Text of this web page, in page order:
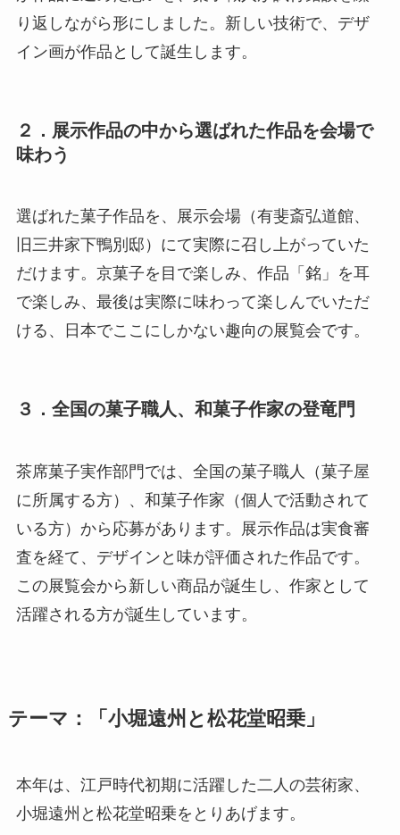
り返しながら形にしました。新しい技術で、デザ
イン画が作品として誕生します。
２．展示作品の中から選ばれた作品を会場で
味わう
選ばれた菓子作品を、展示会場（有斐斎弘道館、
旧三井家下鴨別邸）にて実際に召し上がっていた
だけます。京菓子を目で楽しみ、作品「銘」を耳
で楽しみ、最後は実際に味わって楽しんでいただ
ける、日本でここにしかない趣向の展覧会です。
３．全国の菓子職人、和菓子作家の登竜門
茶席菓子実作部門では、全国の菓子職人（菓子屋
に所属する方）、和菓子作家（個人で活動されて
いる方）から応募があります。展示作品は実食審
査を経て、デザインと味が評価された作品です。
この展覧会から新しい商品が誕生し、作家として
活躍される方が誕生しています。
テーマ：「小堀遠州と松花堂昭乗」
本年は、江戸時代初期に活躍した二人の芸術家、
小堀遠州と松花堂昭乗をとりあげます。